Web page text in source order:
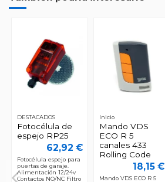
DESTACADOS
Fotocélula de
espejo RP25
62,92 €
Fotocélula espejo para
puertas de garaje.
Alimentación 12/24v
Contactos NO/NC Filtro
Inicio
Mando VDS
ECO R 5
canales 433
Rolling Code
18,15 €
Mando VDS ECO R 5